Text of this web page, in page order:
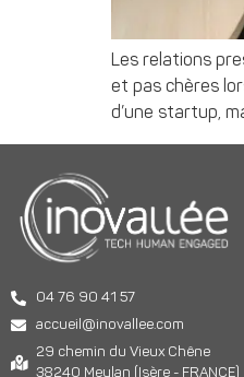
Les relations
et pas chères
d’une startup,
04 76 90 41 57
accueil@inovallee.com
29 chemin du Vieux Chêne
38240 Meylan (Isère - FRANCE)